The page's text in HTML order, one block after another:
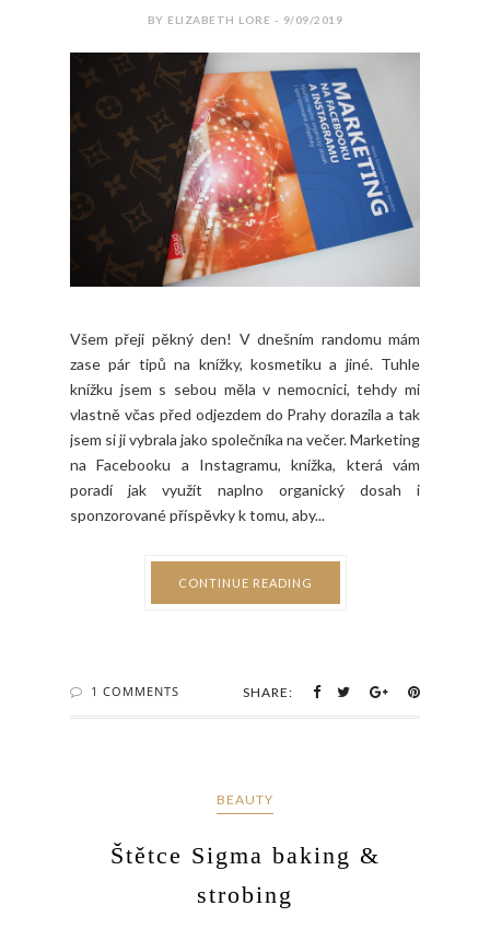
BY ELIZABETH LORE - 9/09/2019
Všem přeji pěkný den! V dnešním randomu mám
zase pár tipů na knížky, kosmetiku a jiné. Tuhle
knížku jsem s sebou měla v nemocnici, tehdy mi
vlastně včas před odjezdem do Prahy dorazila a tak
jsem si ji vybrala jako společníka na večer. Marketing
na Facebooku a Instagramu, knížka, která vám
poradí jak využít naplno organický dosah i
sponzorované příspěvky k tomu, aby...
CONTINUE READING
1 COMMENTS SHARE:
BEAUTY
Štětce Sigma baking &
strobing